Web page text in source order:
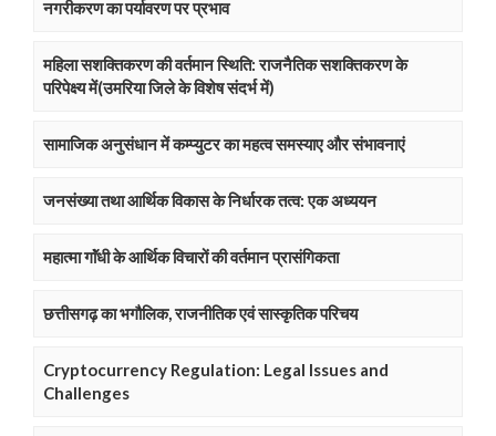
नगरीकरण का पर्यावरण पर प्रभाव
महिला सशक्तिकरण की वर्तमान स्थिति: राजनैतिक सशक्तिकरण के
परिपेक्ष्य में(उमरिया जिले के विशेष संदर्भ में)
सामाजिक अनुसंधान में कम्प्युटर का महत्व समस्याए और संभावनाएं
जनसंख्या तथा आर्थिक विकास के निर्धारक तत्व: एक अध्ययन
महात्मा गाॅंधी के आर्थिक विचारों की वर्तमान प्रासंगिकता
छत्तीसगढ़ का भगौलिक, राजनीतिक एवं सास्कृतिक परिचय
Cryptocurrency Regulation: Legal Issues and
Challenges